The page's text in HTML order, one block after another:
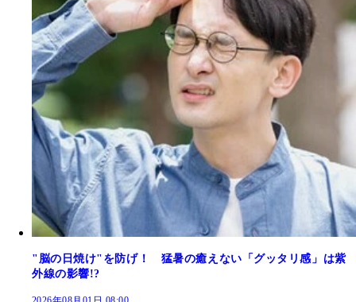
"脳の日焼け"を防げ！ 猛暑の癒えない「グッタリ感」は紫
外線の影響!?